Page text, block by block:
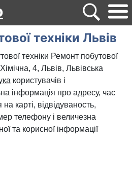
техніки Львів
техніки Ремонт побутової
4, Львів, Львівська
користувачів і
інформація про адресу, час
карті, відвідуваность,
телефону і величезна
та корисної інформації